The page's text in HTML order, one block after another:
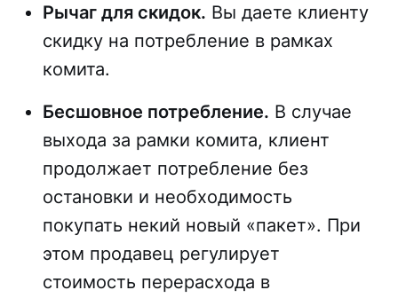
Рычаг для скидок. Вы даете клиенту
скидку на потребление в рамках
комита.
Бесшовное потребление. В случае
выхода за рамки комита, клиент
продолжает потребление без
остановки и необходимость
покупать некий новый «пакет». При
этом продавец регулирует
стоимость перерасхода в